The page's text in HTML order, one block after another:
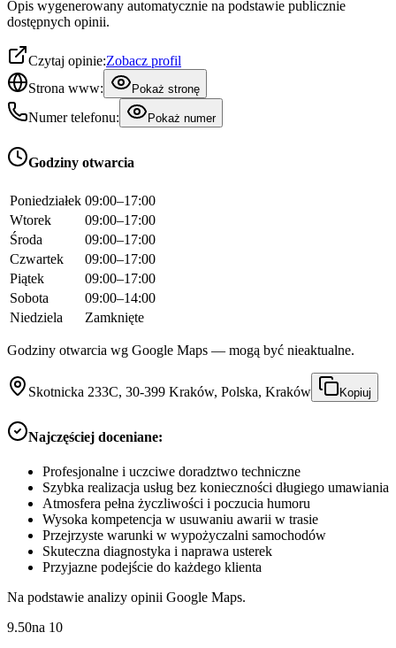
Opis wygenerowany automatycznie na podstawie publicznie
dostępnych opinii.
Czytaj opinie:Zobacz profil
Strona www:
Pokaż stronę
Numer telefonu: Pokaż numer
Godziny otwarcia
Poniedziałek 09:00–17:00
Wtorek
09:00–17:00
Środa
09:00–17:00
Czwartek
09:00–17:00
Piątek
09:00–17:00
Sobota
09:00–14:00
Niedziela
Zamknięte
Godziny otwarcia wg Google Maps — mogą być nieaktualne.
Skotnicka 233C, 30-399 Kraków, Polska, Kraków Kopiuj
Najczęściej doceniane:
Profesjonalne i uczciwe doradztwo techniczne
Szybka realizacja usług bez konieczności długiego umawiania
Atmosfera pełna życzliwości i poczucia humoru
Wysoka kompetencja w usuwaniu awarii w trasie
Przejrzyste warunki w wypożyczalni samochodów
Skuteczna diagnostyka i naprawa usterek
Przyjazne podejście do każdego klienta
Na podstawie analizy opinii Google Maps.
9.50na 10